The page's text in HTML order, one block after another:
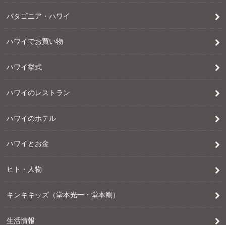
パタゴニア・ハワイ
ハワイでお買い物
ハワイ挙式
ハワイのレストラン
ハワイのホテル
ハワイとお金
ヒト・人物
キンキキッズ（堂本光一・堂本剛）
生活情報